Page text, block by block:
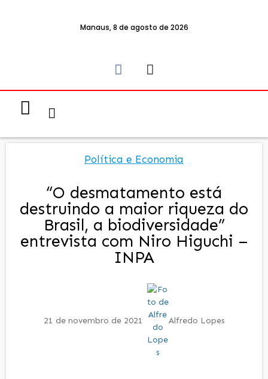
Manaus, 8 de agosto de 2026
Política e Economia
“O desmatamento está
destruindo a maior riqueza do
Brasil, a biodiversidade”
entrevista com Niro Higuchi –
INPA
21 de novembro de 2021 Alfredo Lopes